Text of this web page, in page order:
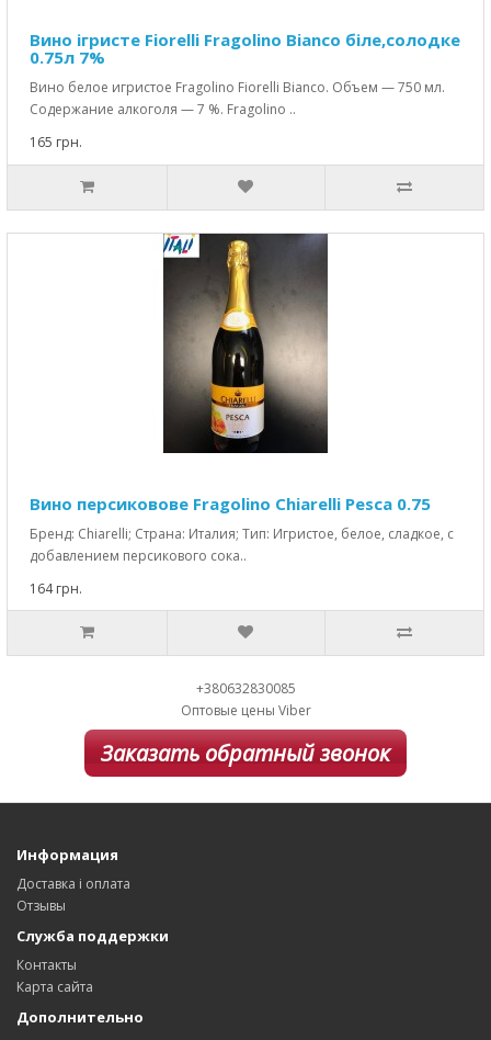
Вино ігристе Fiorelli Fragolino Bianco біле,солодке
0.75л 7%
Вино белое игристое Fragolino Fiorelli Bianco. Объем — 750 мл.
Содержание алкоголя — 7 %. Fragolino ..
165 грн.
Вино персиковове Fragolino Chiarelli Pesca 0.75
Бренд: Chiarelli; Страна: Италия; Тип: Игристое, белое, сладкое, с
добавлением персикового сока..
164 грн.
+380632830085
Оптовые цены Viber
Заказать обратный звонок
Информация
Доставка і оплата
Отзывы
Служба поддержки
Контакты
Карта сайта
Дополнительно